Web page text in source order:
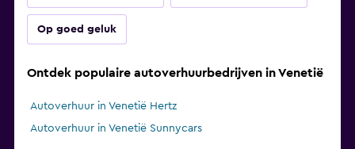
Op goed geluk
Ontdek populaire autoverhuurbedrijven in Venetië
Autoverhuur in Venetië Hertz
Autoverhuur in Venetië Sunnycars